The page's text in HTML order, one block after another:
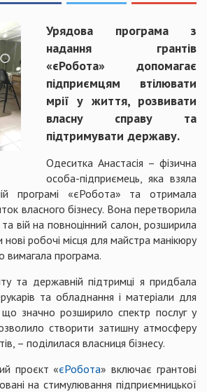
Урядова програма з
надання грантів
«єРобота» допомагає
підприємцям втілювати
мрії у життя, розвивати
власну справу та
підтримувати державу.
Одеситка Анастасія – фізична
особа-підприємець, яка взяла
програмі «єРобота» та отримала
власного бізнесу. Вона перетворила
та вій на повноцінний салон, розширила
робочі місця для майстра манікюру
вимагала програма.
та державній підтримці я придбала
та обладнання і матеріали для
що значно розширило спектр послуг у
створити затишну атмосферу
– поділилася власниця бізнесу.
проєкт «єРобота» включає грантові
на стимулювання підприємницької